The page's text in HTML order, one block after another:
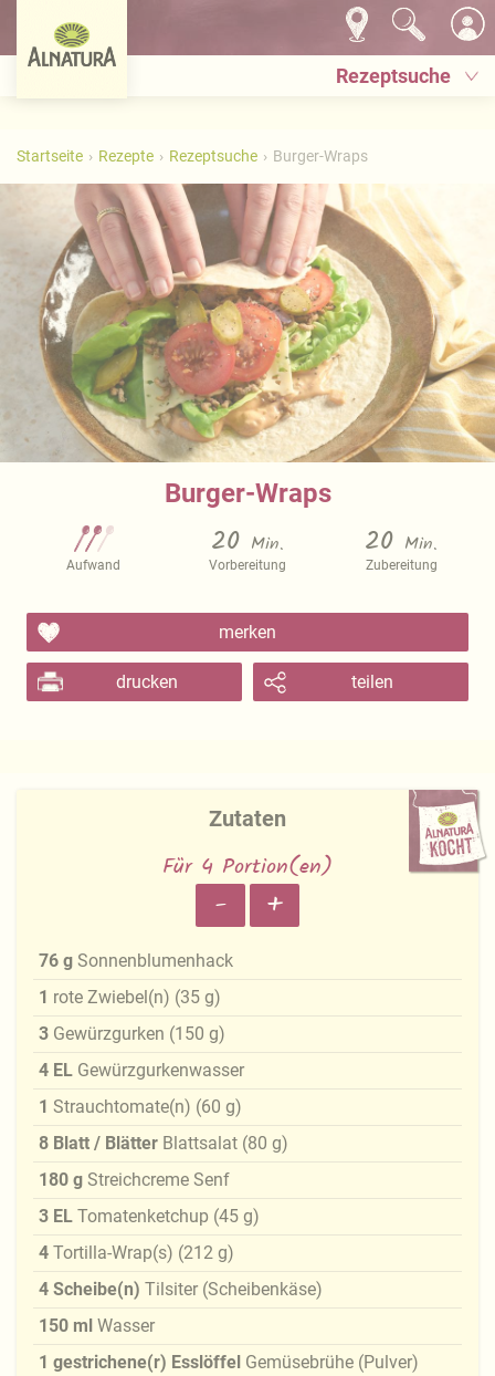
Rezeptsuche
Startseite Rezepte Rezeptsuche Burger-Wraps
Burger-Wraps
Aufwand
20 Min.
Vorbereitung
20 Min.
Zubereitung
merken
drucken teilen
Zutaten
Für 4 Portion(en)
- +
76 g Sonnenblumenhack
1 rote Zwiebel(n) (35 g)
3 Gewürzgurken (150 g)
4 EL Gewürzgurkenwasser
1 Strauchtomate(n) (60 g)
8 Blatt / Blätter Blattsalat (80 g)
180 g Streichcreme Senf
3 EL Tomatenketchup (45 g)
4 Tortilla-Wrap(s) (212 g)
4 Scheibe(n) Tilsiter (Scheibenkäse)
150 ml Wasser
1 gestrichene(r) Esslöffel Gemüsebrühe (Pulver)